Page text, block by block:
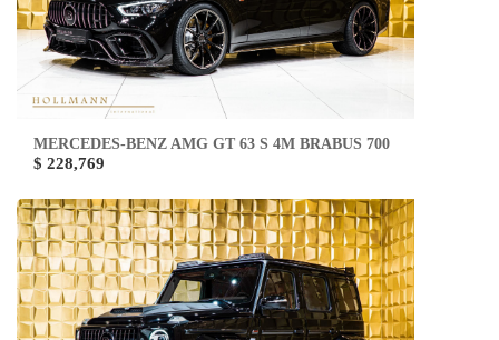
MERCEDES-BENZ AMG GT 63 S 4M BRABUS 700
$ 228,769